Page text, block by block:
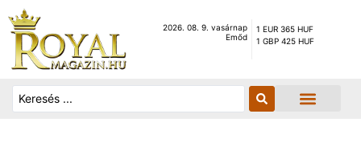
2026. 08. 9. vasárnap
Emőd
1 EUR 365 HUF
1 GBP 425 HUF